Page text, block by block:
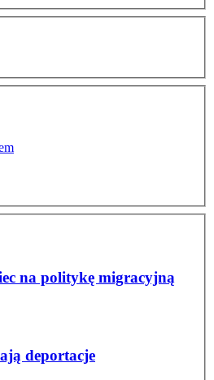
na politykę migracyjną
deportacje